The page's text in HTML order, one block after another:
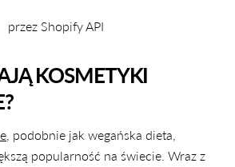
przez Shopify API
KOSMETYKI
, podobnie jak wegańska dieta,
popularność na świecie. Wraz z